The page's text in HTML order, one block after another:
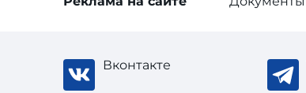
Вконтакте